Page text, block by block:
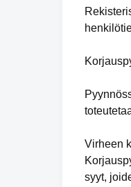
Virheen
syyt,